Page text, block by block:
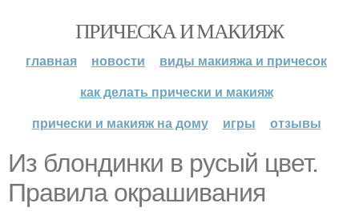
ПРИЧЕСКА И МАКИЯЖ
главная новости
виды макияжа и причесок
как делать прически и макияж
прически и макияж на дому
игры отзывы
Из блондинки в русый цвет.
Правила окрашивания